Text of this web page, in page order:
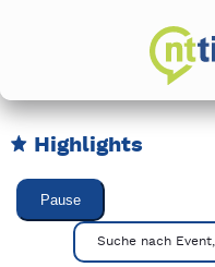
Highlights
Karussell Veranstaltungen
Pause
Mit Tab zu denSuche nach